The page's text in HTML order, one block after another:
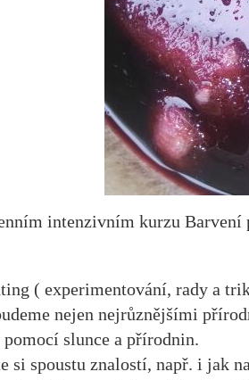
intenzivním kurzu
( experimentování, rady a
nejen nejrůznějšími
pomocí slunce a přírodnin.
si spoustu znalostí, např. i jak